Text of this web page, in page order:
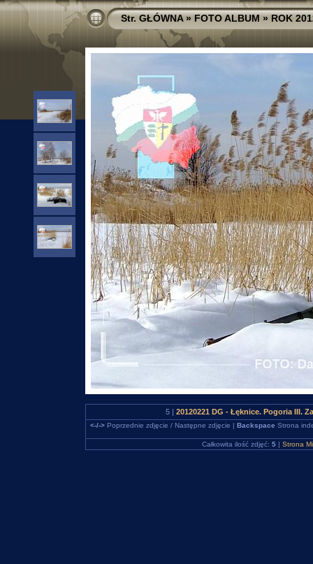
Str. GŁÓWNA»FOTO ALBUM»ROK
5 | 20120221 DG - Łęknice. Pogoria III.
<-/->Poprzednie zdjęcie / Następne zdjęcie | Backspace Strona
Całkowita ilość zdjęć: 5 | Strona